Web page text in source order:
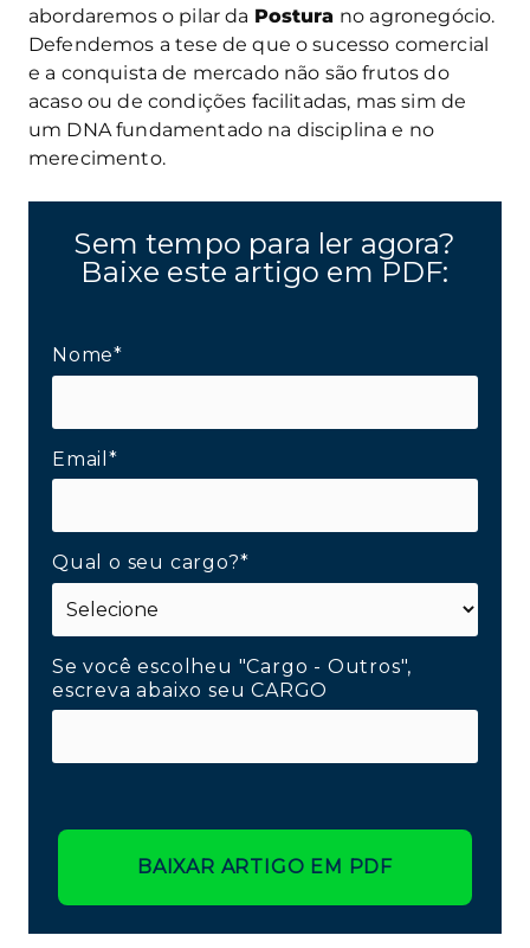
abordaremos o pilar da Postura no agronegócio.
Defendemos a tese de que o sucesso comercial
e a conquista de mercado não são frutos do
acaso ou de condições facilitadas, mas sim de
um DNA fundamentado na disciplina e no
merecimento.
Sem tempo para ler agora?
Baixe este artigo em PDF:
Nome*
Email*
Qual o seu cargo?*
Se você escolheu "Cargo - Outros",
escreva abaixo seu CARGO
BAIXAR ARTIGO EM PDF